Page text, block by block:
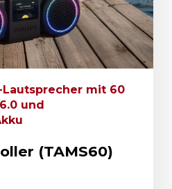
mit 60
und
(TAMS60)